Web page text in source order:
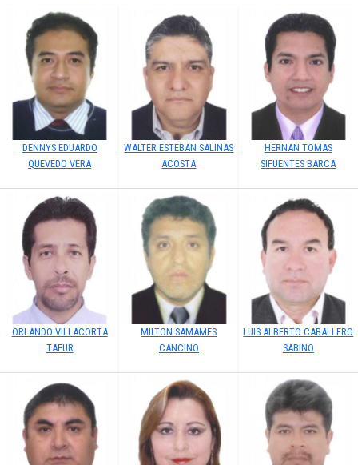
DENNYS EDUARDO
QUEVEDO VERA
WALTER ESTEBAN SALINAS
ACOSTA
HERNAN TOMAS
SIFUENTES BARCA
ORLANDO VILLACORTA
TAFUR
MILTON SAMAMES
CANCINO
LUIS ALBERTO CABALLERO
SABINO